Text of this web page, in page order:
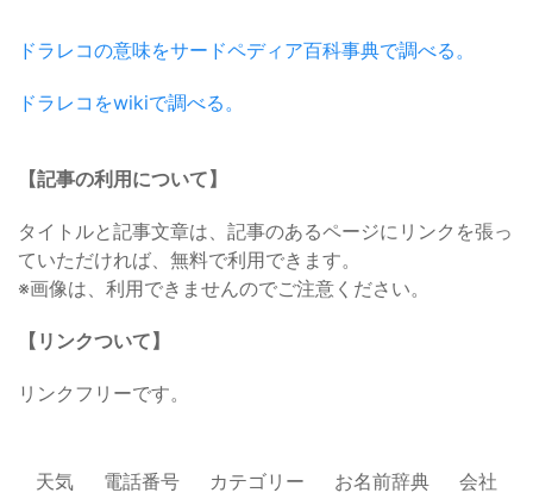
ドラレコの意味をサードペディア百科事典で調べる。
ドラレコをwikiで調べる。
【記事の利用について】
タイトルと記事文章は、記事のあるページにリンクを張っ
ていただければ、無料で利用できます。
※画像は、利用できませんのでご注意ください。
【リンクついて】
リンクフリーです。
天気 電話番号 カテゴリー お名前辞典
会社